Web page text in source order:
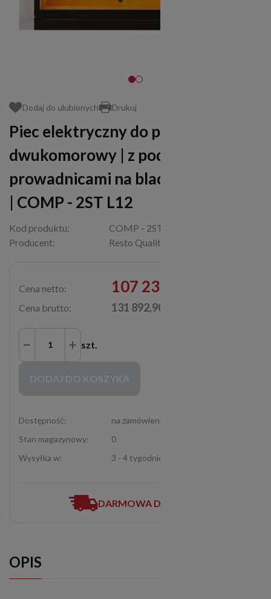
Dodaj do ulubionych Drukuj
Piec elektryczny do pizzy |
dwukomorowy | z podstawą z
prowadnicami na blachy | 16x30 cm
| COMP - 2ST L12
Kod produktu:
COMP - 2ST L12
Producent:
Resto Quality
Cena netto: 107 230,00 zł
Cena brutto: 131 892,90 zł
szt.
Dostępność:
na zamówienie
Stan magazynowy:
0
Wysyłka w:
3 - 4 tygodnie
DARMOWA DOSTAWA
OPIS